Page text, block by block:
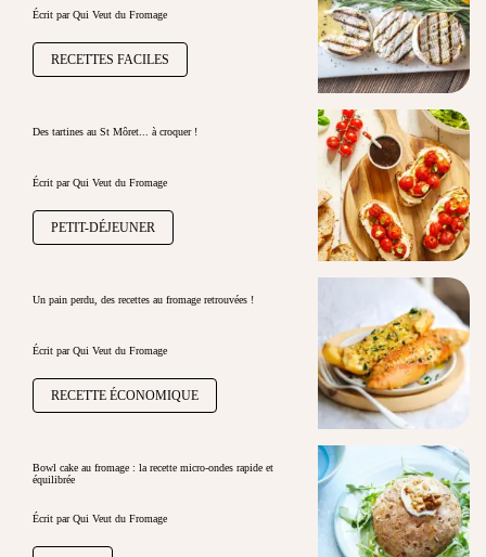
Écrit par Qui Veut du Fromage
RECETTES FACILES
Des tartines au St Môret... à croquer !
Écrit par Qui Veut du Fromage
PETIT-DÉJEUNER
Un pain perdu, des recettes au fromage retrouvées !
Écrit par Qui Veut du Fromage
RECETTE ÉCONOMIQUE
Bowl cake au fromage : la recette micro-ondes rapide et
équilibrée
Écrit par Qui Veut du Fromage